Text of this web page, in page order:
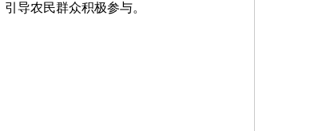
导农民群众积极参与。